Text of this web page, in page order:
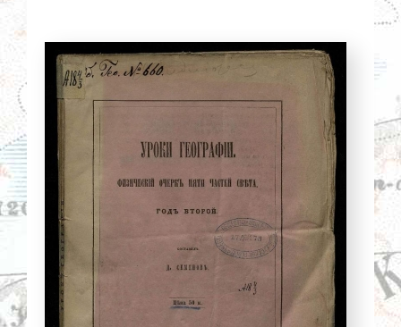
О нас
Контакты
Партнеры